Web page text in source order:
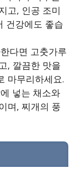
고, 인공 조미
건강에도 좋습
다면 고춧가루
, 깔끔한 맛을
마무리하세요.
넣는 채소와
며, 찌개의 풍